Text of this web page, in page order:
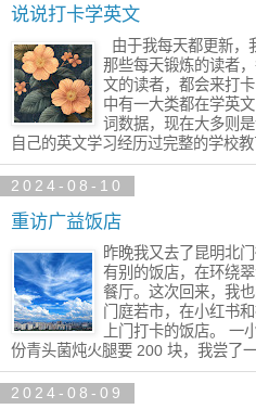
说说打卡学英文
由于我每天都更新，
那些每天锻炼的读者
文的读者，都会来打
中有一大类都在学英
词数据，现在大多则
自己的英文学习经历过完整的学校
2024-08-10
重访广益饭店
昨晚我又去了昆明北
有别的饭店，在环绕
餐厅。这次回来，我
门庭若市，在小红书
上门打卡的饭店。 一
份青头菌炖火腿要 200 块，我尝了
2024-08-09